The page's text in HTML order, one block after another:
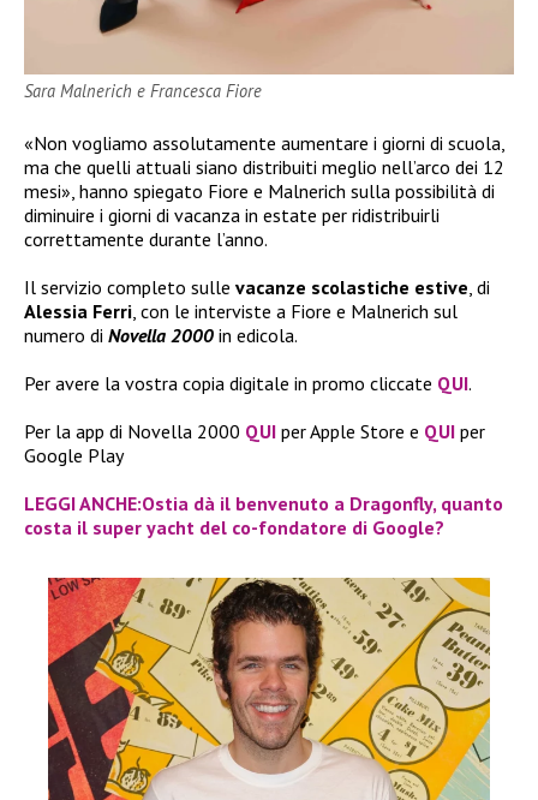
Sara Malnerich e Francesca Fiore
«Non vogliamo assolutamente aumentare i giorni di scuola,
ma che quelli attuali siano distribuiti meglio nell’arco dei 12
mesi», hanno spiegato Fiore e Malnerich sulla possibilità di
diminuire i giorni di vacanza in estate per ridistribuirli
correttamente durante l’anno.
Il servizio completo sulle vacanze scolastiche estive, di
Alessia Ferri, con le interviste a Fiore e Malnerich sul
numero di Novella 2000 in edicola.
Per avere la vostra copia digitale in promo cliccate QUI.
Per la app di Novella 2000 QUI per Apple Store e QUI per
Google Play
LEGGI ANCHE:Ostia dà il benvenuto a Dragonfly, quanto
costa il super yacht del co-fondatore di Google?